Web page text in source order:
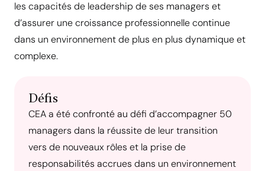
les capacités de leadership de ses managers et
d’assurer une croissance professionnelle continue
dans un environnement de plus en plus dynamique et
complexe.
Défis
CEA a été confronté au défi d’accompagner 50
managers dans la réussite de leur transition
vers de nouveaux rôles et la prise de
responsabilités accrues dans un environnement